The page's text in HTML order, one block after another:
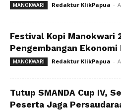
MANOKWARI Redaktur KlikPapua -
Festival Kopi Manokwari
Pengembangan
MANOKWARI Redaktur KlikPapua -
Tutup SMANDA Cup IV,
Peserta Jaga